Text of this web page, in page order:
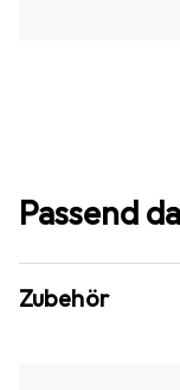
Passend
Zubehör